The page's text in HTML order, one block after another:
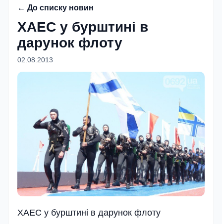
← До списку новин
ХАЕС у бурштинi в
дарунок флоту
02.08.2013
ХАЕС у бурштинi в дарунок флоту